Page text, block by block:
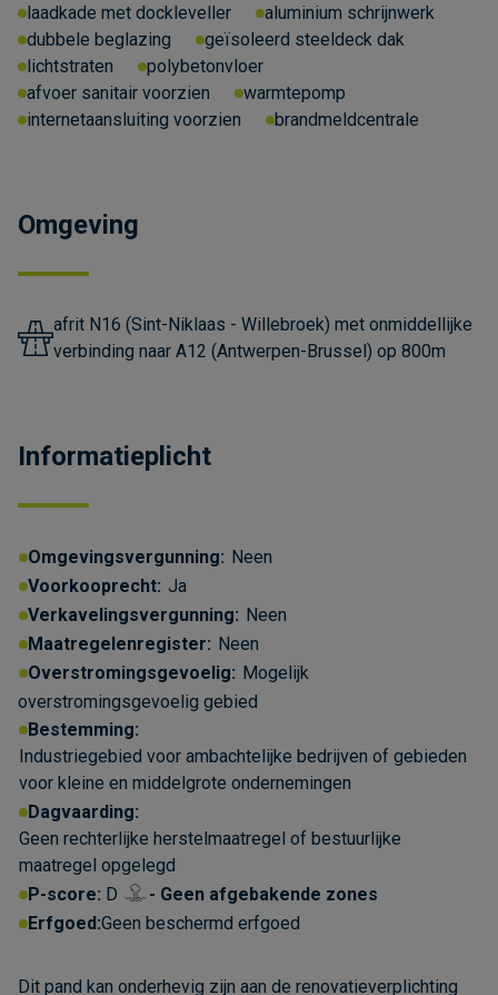
laadkade met dockleveller
aluminium schrijnwerk
dubbele beglazing
geïsoleerd steeldeck dak
lichtstraten
polybetonvloer
afvoer sanitair voorzien
warmtepomp
internetaansluiting voorzien
brandmeldcentrale
Omgeving
afrit N16 (Sint-Niklaas - Willebroek) met onmiddellijke
verbinding naar A12 (Antwerpen-Brussel) op 800m
Informatieplicht
Omgevingsvergunning: Neen
Voorkooprecht: Ja
Verkavelingsvergunning: Neen
Maatregelenregister: Neen
Overstromingsgevoelig: Mogelijk
overstromingsgevoelig gebied
Bestemming:
Industriegebied voor ambachtelijke bedrijven of gebieden
voor kleine en middelgrote ondernemingen
Dagvaarding:
Geen rechterlijke herstelmaatregel of bestuurlijke
maatregel opgelegd
P-score: D
Geen afgebakende zones
Erfgoed:Geen beschermd erfgoed
Dit pand kan onderhevig zijn aan de renovatieverplichting
Over de cookies op deze website
We maken gebruik van cookies om gegevens
website te verzamelen & analyseren, om